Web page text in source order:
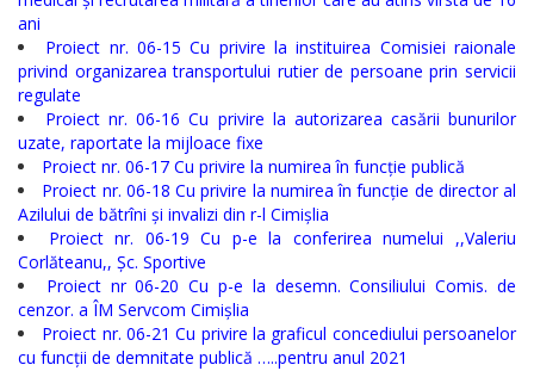
consultative
de
specialitate
ale
consiliului
raional
Codul
de
ani
Proiect nr. 06-15 Cu privire la instituirea Comisiei raionale
privind organizarea transportului rutier de persoane prin servicii
regulate
Proiect nr. 06-16 Cu privire la autorizarea casării bunurilor
uzate, raportate la mijloace fixe
Proiect nr. 06-17 Cu privire la numirea în funcție publică
Proiect nr. 06-18 Cu privire la numirea în funcție de director al
Azilului de bătrîni și invalizi din r-l Cimișlia
Proiect nr. 06-19 Cu p-e la conferirea numelui ,,Valeriu
Corlăteanu,, Șc. Sportive
Proiect nr 06-20 Cu p-e la desemn. Consiliului Comis. de
cenzor. a ÎM Servcom Cimișlia
Proiect nr. 06-21 Cu privire la graficul concediului persoanelor
cu funcții de demnitate publică …..pentru anul 2021